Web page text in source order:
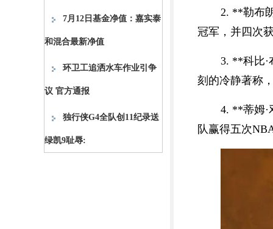
7月12日基金净值：嘉实泰
和混合最新净值
环卫工追洒水车作业引争
议 官方通报
独行侠G4全队创11纪录送
绿凯9耻辱:
2. **勒布
冠军，并四次
3. **科比·
刻的冷静著称
4. **蒂姆·
队赢得五次